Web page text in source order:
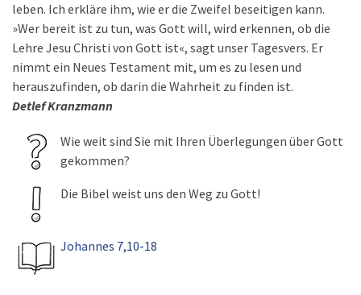
leben. Ich erkläre ihm, wie er die Zweifel beseitigen kann.
»Wer bereit ist zu tun, was Gott will, wird erkennen, ob die
Lehre Jesu Christi von Gott ist«, sagt unser Tagesvers. Er
nimmt ein Neues Testament mit, um es zu lesen und
herauszufinden, ob darin die Wahrheit zu finden ist.
Detlef Kranzmann
Wie weit sind Sie mit Ihren Überlegungen über Gott
gekommen?
Die Bibel weist uns den Weg zu Gott!
Johannes 7,10-18